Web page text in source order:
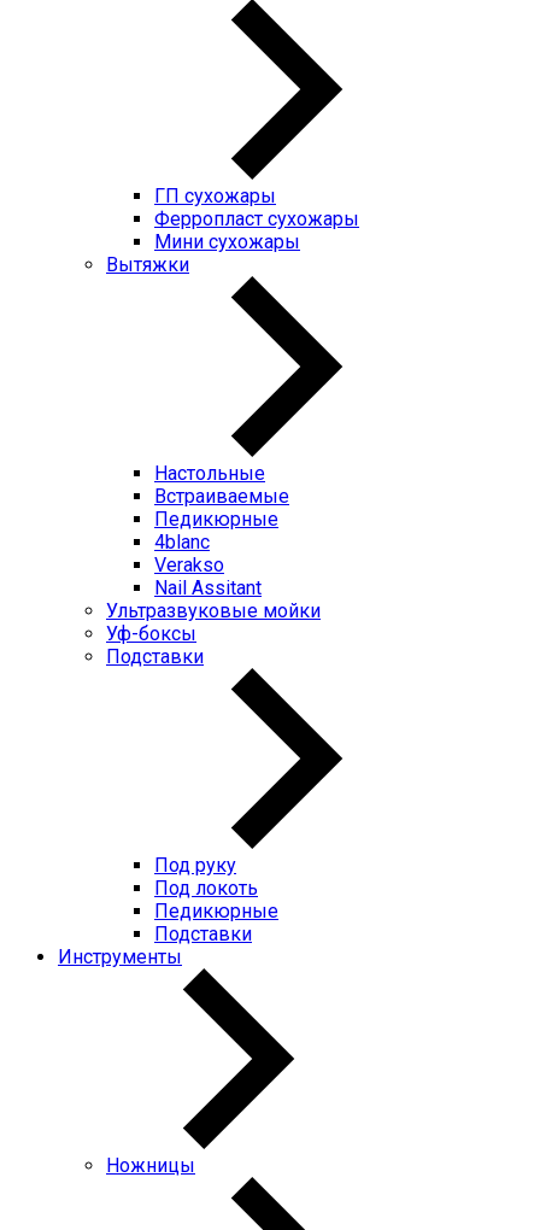
ГП cухожары
Ферропласт cухожары
Мини cухожары
Вытяжки
Настольные
Встраиваемые
Педикюрные
4blanc
Verakso
Nail Assitant
Ультразвуковые мойки
Уф-боксы
Подставки
Под руку
Под локоть
Педикюрные
Подставки
Инструменты
Ножницы